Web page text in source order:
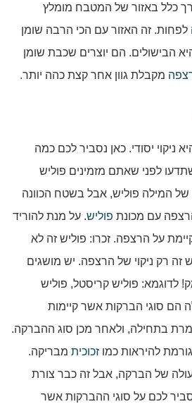
כלל באזור של המטבח מומלץ
לפחות. זה האזור עם הכי הרבה שומן
הבישולים. הם יוצרים שכבת שומן
מקבלת גוון אחר קצת כהה יותר.
ניקוי יסודי. כאן נסביר לכם כמה
לפני שאתם מזמינים פוליש
המילה פוליש, אבל בשטח הכוונה
עם מכונת פוליש. על מנת להוריד
על הרצפה. זכרו: פוליש זה לא
רק ניקוי של הרצפה. יש מושגים
לדוגמא: פוליש קריסטל, פוליש
הם סוגי הברקות אשר קיימות
בתחילה, ולאחר מכן סוג ההברקה.
להיראות כמו זכוכית מבריקה.
של הברקה, אבל זה כבר צורת
לכם על סוגי ההברקות אשר